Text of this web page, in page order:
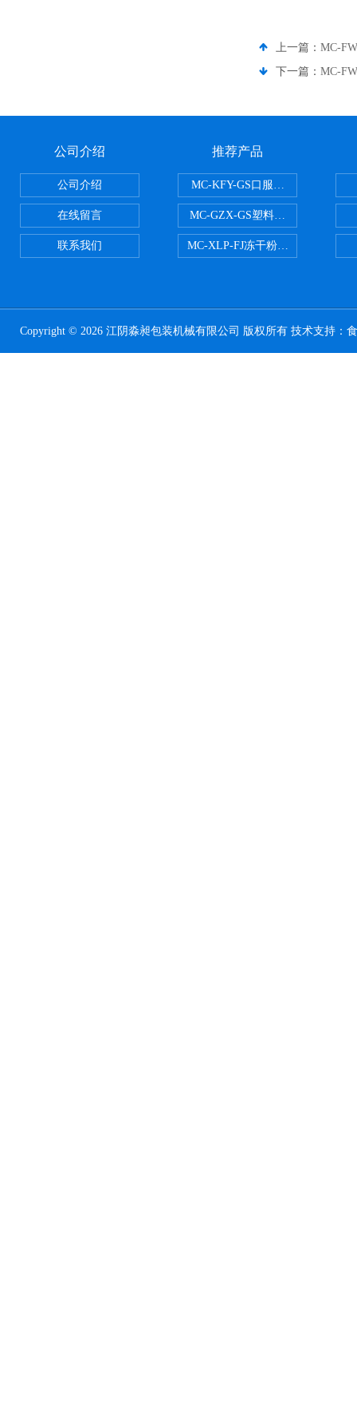
上一篇： MC-
下一篇： MC-
公司介绍
公司介绍
在线留言
联系我们
推荐产品
MC-KFY-GS口服液灌装线
MC-GZX-GS塑料瓶高速跟踪式灌
MC-XLP-FJ冻干粉西林瓶灌装机
Copyright © 2026 江阴淼昶包装机械有限公司 版权所有 技术支持：